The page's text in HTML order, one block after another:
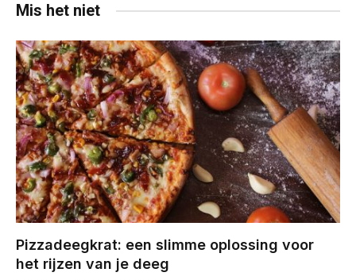
Mis het niet
Pizzadeegkrat: een slimme oplossing voor
het rijzen van je deeg